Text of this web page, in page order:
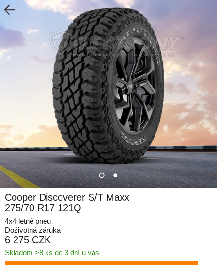
Cooper Discoverer S/T Maxx
275/70 R17 121Q
4x4 letné pneu
Doživotná záruka
6 275 CZK
Skladom >8 ks do 3 dní u vás